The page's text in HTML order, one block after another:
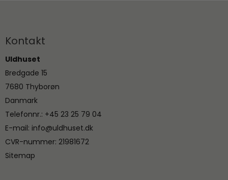
Kontakt
Uldhuset
Bredgade 15
7680 Thyborøn
Danmark
Telefonnr.: +45 23 25 79 04
E-mail: info@uldhuset.dk
CVR-nummer: 21981672
Sitemap